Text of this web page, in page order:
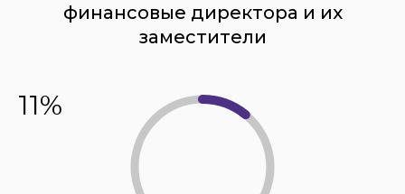
финансовые директора и их
заместители
11%